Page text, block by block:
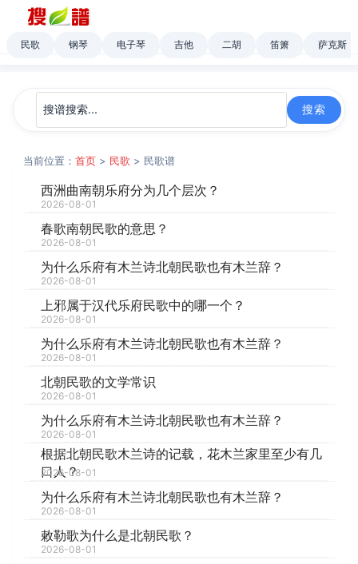
民歌 钢琴 电子琴 吉他 二胡 笛箫 萨克斯
当前位置：首页 > 民歌 > 民歌谱
西洲曲南朝乐府分为几个层次？
2026-08-01
春歌南朝民歌的意思？
2026-08-01
为什么乐府有木兰诗北朝民歌也有木兰辞？
2026-08-01
上邪属于汉代乐府民歌中的哪一个？
2026-08-01
为什么乐府有木兰诗北朝民歌也有木兰辞？
2026-08-01
北朝民歌的文学常识
2026-08-01
为什么乐府有木兰诗北朝民歌也有木兰辞？
2026-08-01
根据北朝民歌木兰诗的记载，花木兰家里至少有几
口人？
2026-08-01
为什么乐府有木兰诗北朝民歌也有木兰辞？
2026-08-01
敕勒歌为什么是北朝民歌？
2026-08-01